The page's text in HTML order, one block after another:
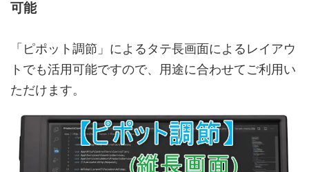
可能
「ピポット調節」によるタテ長画面によるレイアウ
トでも活用可能ですので、用途に合わせてご利用い
ただけます。